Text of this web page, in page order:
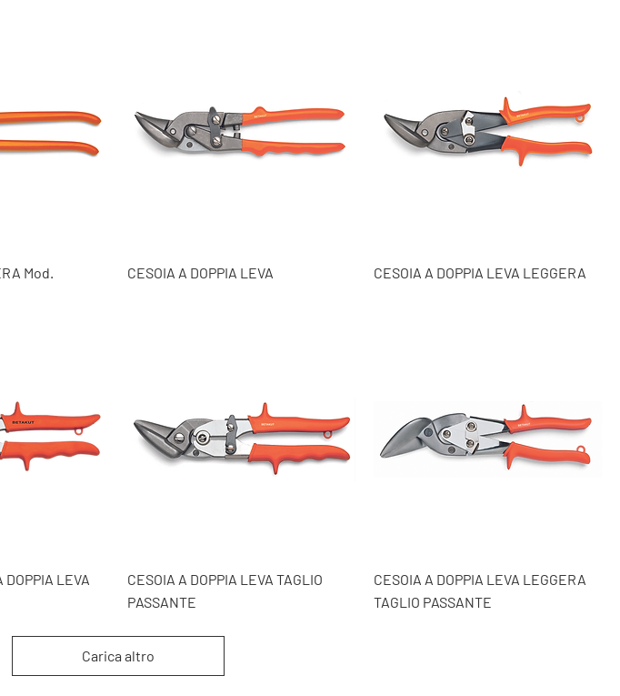
Mod.
CESOIA A DOPPIA LEVA CESOIA A DOPPIA LEVA LEGGERA
DOPPIA LEVA
CESOIA A DOPPIA LEVA TAGLIO
PASSANTE
CESOIA A DOPPIA LEVA LEGGERA
TAGLIO PASSANTE
Carica altro